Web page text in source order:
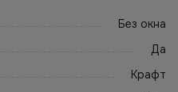
Без окна
Да
Крафт